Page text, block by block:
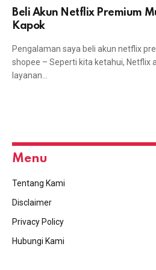
Beli Akun Netflix Premium
Kapok
Pengalaman saya beli akun netflix
shopee – Seperti kita ketahui, Netflix
layanan…
Menu
Tentang Kami
Disclaimer
Privacy Policy
Hubungi Kami